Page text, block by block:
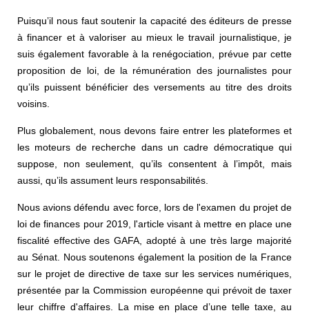
Puisqu’il nous faut soutenir la capacité des éditeurs de presse
à financer et à valoriser au mieux le travail journalistique, je
suis également favorable à la renégociation, prévue par cette
proposition de loi, de la rémunération des journalistes pour
qu’ils puissent bénéficier des versements au titre des droits
voisins.
Plus globalement, nous devons faire entrer les plateformes et
les moteurs de recherche dans un cadre démocratique qui
suppose, non seulement, qu’ils consentent à l’impôt, mais
aussi, qu’ils assument leurs responsabilités.
Nous avions défendu avec force, lors de l'examen du projet de
loi de finances pour 2019, l'article visant à mettre en place une
fiscalité effective des GAFA, adopté à une très large majorité
au Sénat. Nous soutenons également la position de la France
sur le projet de directive de taxe sur les services numériques,
présentée par la Commission européenne qui prévoit de taxer
leur chiffre d'affaires. La mise en place d’une telle taxe, au